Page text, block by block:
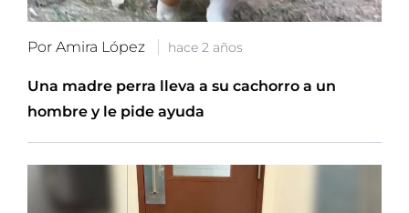
Por Amira López hace 2 años
Una madre perra lleva a su cachorro a un
hombre y le pide ayuda